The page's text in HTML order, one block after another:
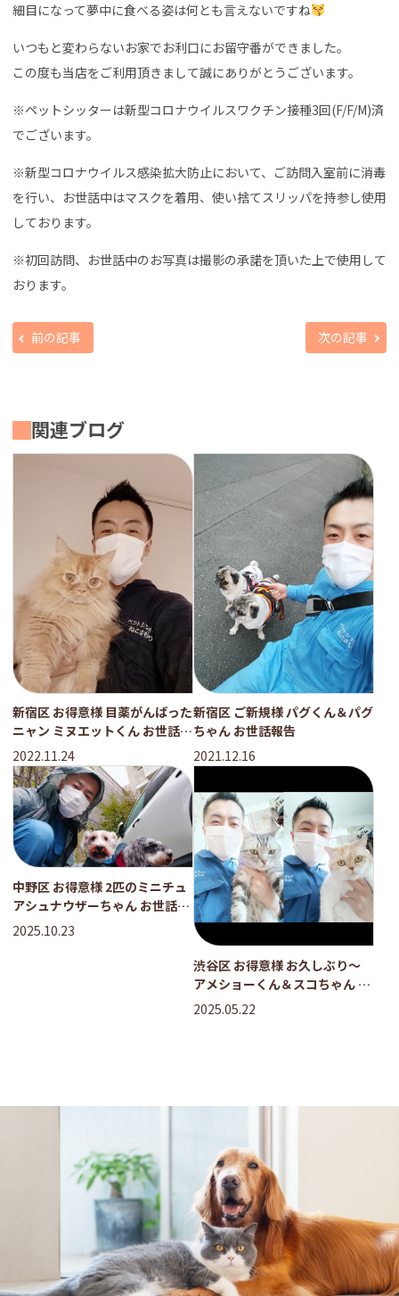
細目になって夢中に食べる姿は何とも言えないですね
いつもと変わらないお家でお利口にお留守番ができました。
この度も当店をご利用頂きまして誠にありがとうございます。
※ペットシッターは新型コロナウイルスワクチン接種3回(F/F/M)済
でございます。
※新型コロナウイルス感染拡大防止において、ご訪問入室前に消毒
を行い、お世話中はマスクを着用、使い捨てスリッパを持参し使用
しております。
※初回訪問、お世話中のお写真は撮影の承諾を頂いた上で使用して
おります。
前の記事 次の記事
関連ブログ
新宿区 お得意様 目薬がんばった
ニャン ミヌエットくん お世話レ
ポート
2022.11.24
新宿区 ご新規様 パグくん＆パグ
ちゃん お世話報告
2021.12.16
中野区 お得意様 2匹のミニチュ
アシュナウザーちゃん お世話レ
ポート
2025.10.23
渋谷区 お得意様 お久しぶり〜
アメショーくん＆スコちゃん お
世話レポート
2025.05.22